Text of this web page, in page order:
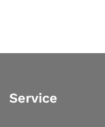
Service